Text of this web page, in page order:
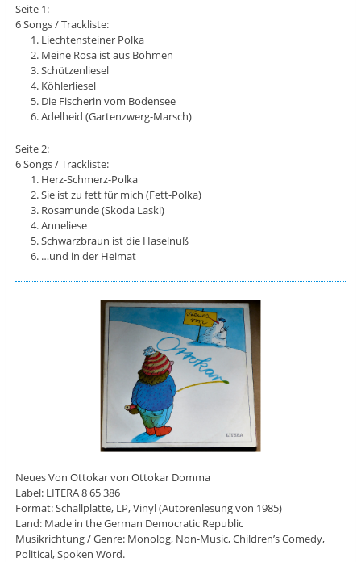
Seite 1:
6 Songs / Trackliste:
Liechtensteiner Polka
Meine Rosa ist aus Böhmen
Schützenliesel
Köhlerliesel
Die Fischerin vom Bodensee
Adelheid (Gartenzwerg-Marsch)
Seite 2:
6 Songs / Trackliste:
Herz-Schmerz-Polka
Sie ist zu fett für mich (Fett-Polka)
Rosamunde (Skoda Laski)
Anneliese
Schwarzbraun ist die Haselnuß
…und in der Heimat
Neues Von Ottokar von Ottokar Domma
Label: LITERA 8 65 386
Format: Schallplatte, LP, Vinyl (Autorenlesung von 1985)
Land: Made in the German Democratic Republic
Musikrichtung / Genre: Monolog, Non-Music, Children’s Comedy,
Political, Spoken Word.